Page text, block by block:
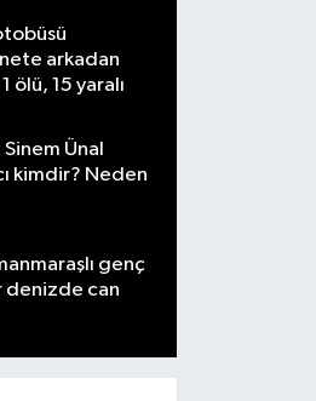
arkadan
ölü, 15 yaralı
Ünal
kimdir? Neden
genç
denizde can